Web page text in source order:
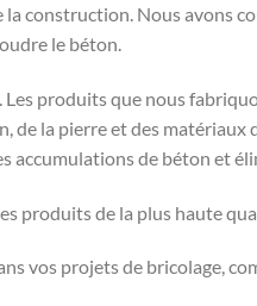
construction. Nous avons
le béton.
Les produits que nous
de la pierre et des matériaux
accumulations de béton et
produits de la plus haute
vos projets de bricolage,